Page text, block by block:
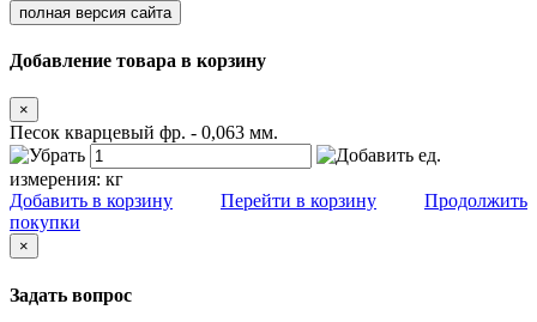
полная версия сайта
Добавление товара в корзину
×
Песок кварцевый фр. - 0,063 мм.
ед.
измерения: кг
Добавить в корзину
Перейти в корзину
Продолжить
покупки
×
Задать вопрос